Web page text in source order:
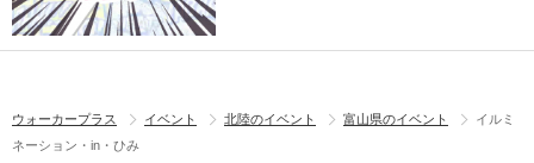
ウォーカープラス イベント 北陸のイベント 富山県のイベント
イルミ
ネーション・in・ひみ